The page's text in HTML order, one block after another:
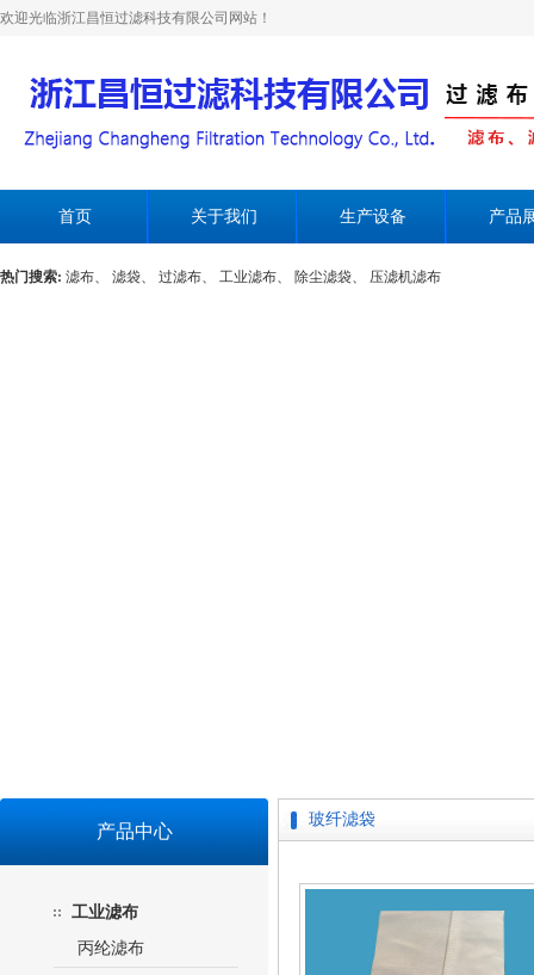
欢迎光临浙江昌恒过滤科技有限公司网站！
首页 关于我们 生产设备 产品
热门搜索: 滤布、 滤袋、 过滤布、 工业滤布、 除尘滤袋、 压滤机滤布
产品中心
工业滤布
丙纶滤布
玻纤滤袋